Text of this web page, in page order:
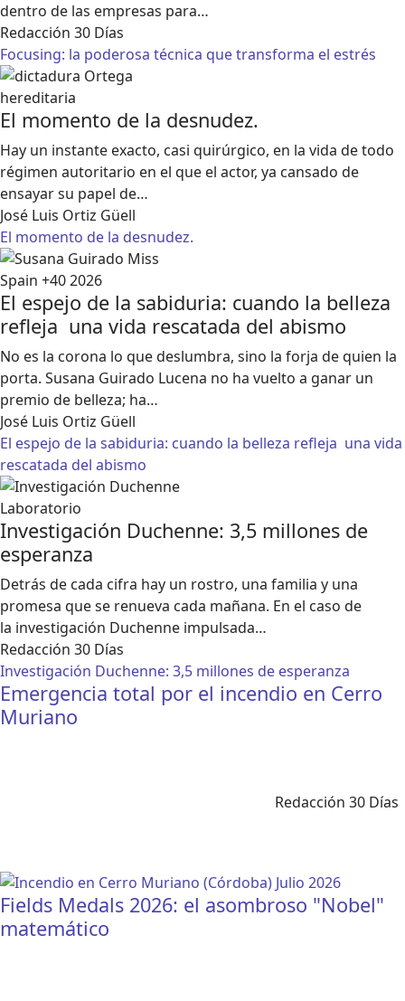
dentro de las empresas para…
Redacción 30 Días
Focusing: la poderosa técnica que transforma el estrés
El momento de la desnudez.
Hay un instante exacto, casi quirúrgico, en la vida de todo
régimen autoritario en el que el actor, ya cansado de
ensayar su papel de…
José Luis Ortiz Güell
El momento de la desnudez.
El espejo de la sabiduria: cuando la belleza
refleja una vida rescatada del abismo
No es la corona lo que deslumbra, sino la forja de quien la
porta. Susana Guirado Lucena no ha vuelto a ganar un
premio de belleza; ha…
José Luis Ortiz Güell
El espejo de la sabiduria: cuando la belleza refleja una vida
rescatada del abismo
Investigación Duchenne: 3,5 millones de
esperanza
Detrás de cada cifra hay un rostro, una familia y una
promesa que se renueva cada mañana. En el caso de
la investigación Duchenne impulsada…
Redacción 30 Días
Investigación Duchenne: 3,5 millones de esperanza
Emergencia total por el incendio en Cerro
Muriano
Redacción 30 Días
Fields Medals 2026: el asombroso "Nobel"
matemático